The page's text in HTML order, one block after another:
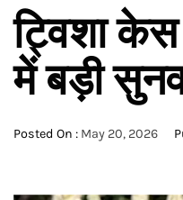
ट्विशा
में बड़ी
Posted On : May 20, 2026